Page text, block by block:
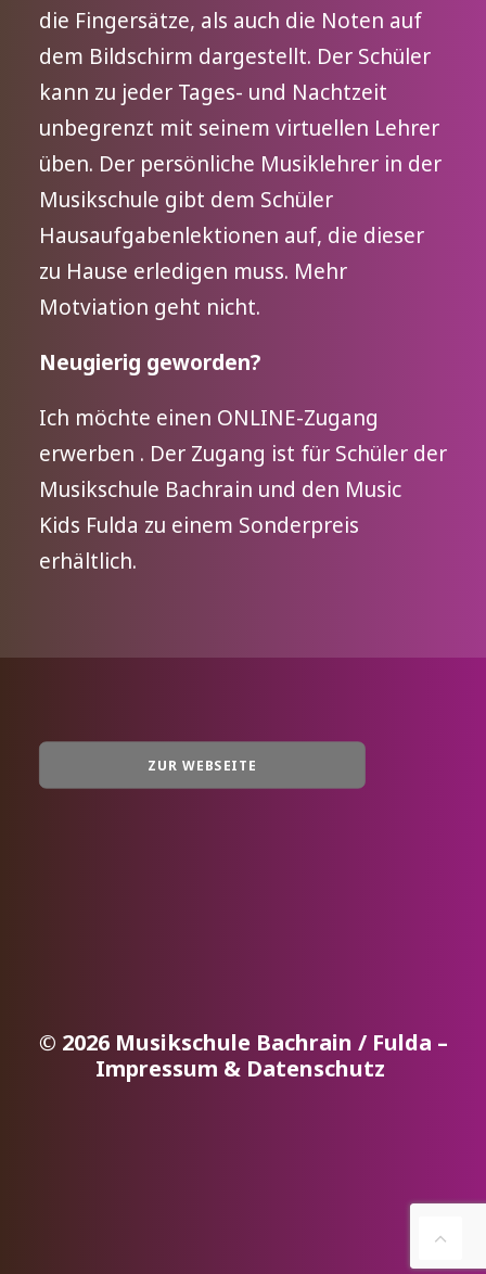
die Fingersätze, als auch die Noten auf
dem Bildschirm dargestellt. Der Schüler
kann zu jeder Tages- und Nachtzeit
unbegrenzt mit seinem virtuellen Lehrer
üben. Der persönliche Musiklehrer in der
Musikschule gibt dem Schüler
Hausaufgabenlektionen auf, die dieser
zu Hause erledigen muss. Mehr
Motviation geht nicht.
Neugierig geworden?
Ich möchte einen ONLINE-Zugang
erwerben . Der Zugang ist für Schüler der
Musikschule Bachrain und den Music
Kids Fulda zu einem Sonderpreis
erhältlich.
ZUR WEBSEITE
© 2026 Musikschule Bachrain / Fulda –
Impressum & Datenschutz